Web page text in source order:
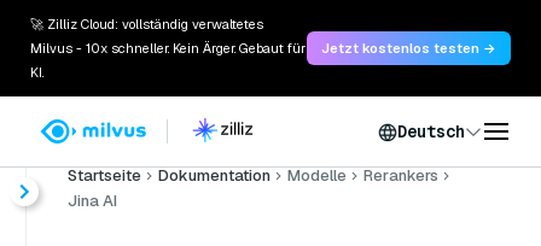
🚀 Zilliz Cloud: vollständig verwaltetes
Milvus - 10x schneller. Kein Ärger. Gebaut für
KI.
Jetzt kostenlos testen →
Deutsch
Startseite Dokumentation Modelle
Rerankers
Jina AI